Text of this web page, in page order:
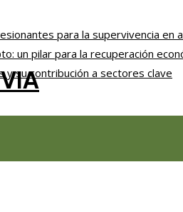
para la supervivencia en
un pilar para la recuperación
y su contribución a sectores clave